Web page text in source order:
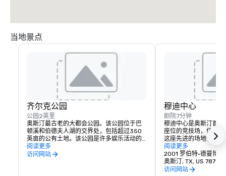
当地景点
齐尔克公园
公园 2英里
奥斯汀最古老的大都会公园。该公园位于巴
顿溪和伯德夫人湖的交界处，包括超过350
英亩的公有土地。该公园是许多娱乐活动的
中心，包括主要设施和便利设施，包括巴顿
温泉池、齐尔克植物园、奥斯汀自然与科学
阅读更多
访问网站
穆迪中心
剧院7分钟
穆迪中心是奥斯汀首
座位的竞技场，位于
这座先进的场地于
150 多场活动，包括
长角牛队篮球、喜剧
的设计、高级套房和
社交空间，它已迅速
阅读更多
2001 罗伯特·德曼博士
奥斯汀, TX, US 78712
访问网站